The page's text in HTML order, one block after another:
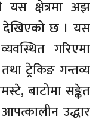
यस क्षेत्रमा अझ
देखिएको छ । यस
गरिएमा
ट्रेकिङ गन्तव्य
बाटोमा सङ्केत
उद्धार